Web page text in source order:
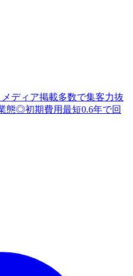
ディア掲載多数で集客力抜
態◎初期費用最短0.6年で回